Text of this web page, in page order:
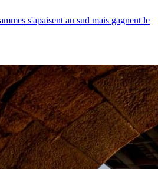
s'apaisent au sud mais gagnent le